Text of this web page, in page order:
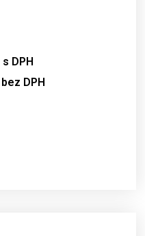
s DPH
bez DPH